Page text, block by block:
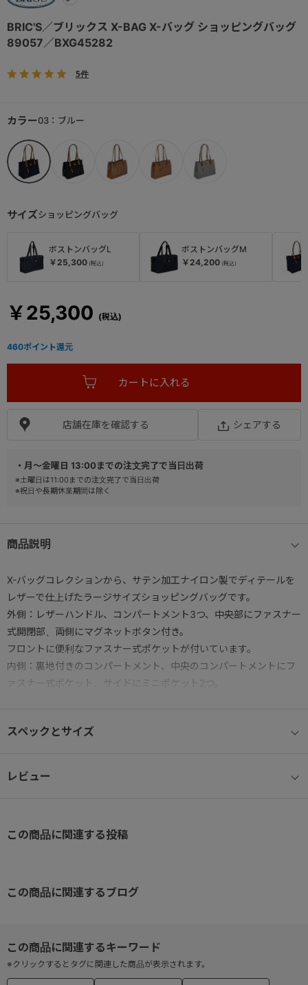
BRIC'S／ブリックス X-BAG X-バッグ ショッピングバッグ
89057／BXG45282
5件
・月～金曜日 13:00までの注文完了で当日出荷
※土曜日は11:00までの注文完了で当日出荷
※祝日や長期休業期間は除く
￥25,300
商品説明
X-バッグコレクションから、サテン加工ナイロン製でディテールを
レザーで仕上げたラージサイズショッピングバッグです。
外側：レザーハンドル、コンパートメント3つ、中央部にファスナー
式開閉部、両側にマグネットボタン付き。
フロントに便利なファスナー式ポケットが付いています。
内側：裏地付きのコンパートメント、中央のコンパートメントにフ
ァスナー式ポケット、サイドにミニポケット2つ。
スペックとサイズ
レビュー
サイズショッピングバッグ
ボストンバッグL
￥25,300
ボストンバッグM
￥24,200
カラー03：ブルー
※クリックするとタグに関連した商品が表示されます。
店舗在庫を確認する シェアする
この商品に関連する投稿
この商品に関連するブログ
460ポイント還元